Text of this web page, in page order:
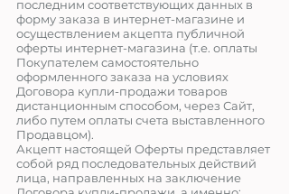
последним соответствующих данных в
форму заказа в интернет-магазине и
осуществлением акцепта публичной
оферты интернет-магазина (т.е. оплаты
Покупателем самостоятельно
оформленного заказа на условиях
Договора купли-продажи товаров
дистанционным способом, через Сайт,
либо путем оплаты счета выставленного
Продавцом).
Акцепт настоящей Оферты представляет
собой ряд последовательных действий
лица, направленных на заключение